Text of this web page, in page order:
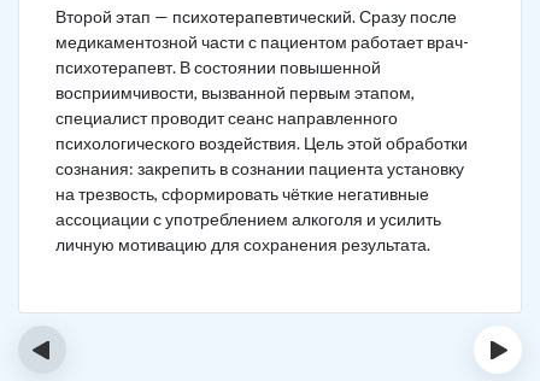
Второй этап — психотерапевтический. Сразу после
медикаментозной части с пациентом работает врач-
психотерапевт. В состоянии повышенной
восприимчивости, вызванной первым этапом,
специалист проводит сеанс направленного
психологического воздействия. Цель этой обработки
сознания: закрепить в сознании пациента установку
на трезвость, сформировать чёткие негативные
ассоциации с употреблением алкоголя и усилить
личную мотивацию для сохранения результата.
‹ ›